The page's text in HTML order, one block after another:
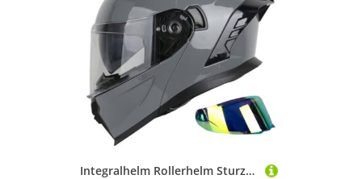
Integralhelm Rollerhelm Sturzhelm ECE 22.06 Zertifiziert Motorradhelm Klapphelm Mit Doppelvisier, Motocross-Helm Für Männer Und Frauen F,XXL/(63~64cm)